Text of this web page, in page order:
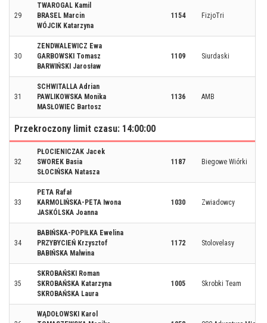
29
TWAROGAL Kamil
BRASEL Marcin
WÓJCIK Katarzyna
1154 FizjoTri
30
ZENDWALEWICZ Ewa
GARBOWSKI Tomasz
BARWIŃSKI Jarosław
1109 Siurdaski
31
SCHWITALLA Adrian
PAWLIKOWSKA Monika
MASŁOWIEC Bartosz
1136 AMB
Przekroczony limit czasu: 14:00:00
32
PŁOCIENICZAK Jacek
SWOREK Basia
SŁOCIŃSKA Natasza
1187 Biegowe Wiórki
33
PETA Rafał
KARMOLIŃSKA-PETA Iwona
JASKÓLSKA Joanna
1030 Zwiadowcy
34
BABIŃSKA-POPIŁKA Ewelina
PRZYBYCIEŃ Krzysztof
BABIŃSKA Malwina
1172 Stolovelasy
35
SKROBAŃSKI Roman
SKROBAŃSKA Katarzyna
SKROBAŃSKA Laura
1005 Skrobki Team
WĄDOŁOWSKI Karol